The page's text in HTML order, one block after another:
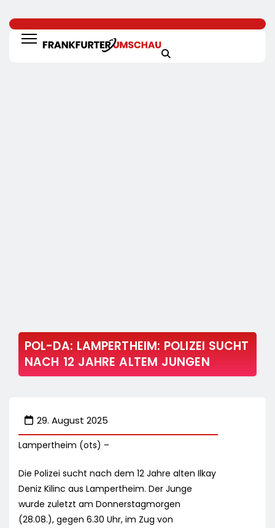
POL-DA: LAMPERTHEIM: POLIZEI SUCHT
NACH 12 JAHRE ALTEM JUNGEN
29. August 2025
Lampertheim (ots) –
Die Polizei sucht nach dem 12 Jahre alten Ilkay
Deniz Kilinc aus Lampertheim. Der Junge
wurde zuletzt am Donnerstagmorgen
(28.08.), gegen 6.30 Uhr, im Zug von